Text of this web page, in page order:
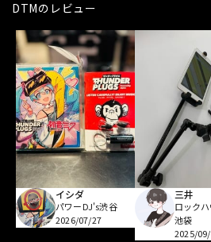
DTMのレビュー
イシダ
パワーDJ's渋谷
2026/07/27
三井
ロック
池袋
2025/